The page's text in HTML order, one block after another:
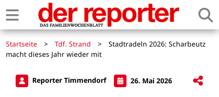
Startseite > Tdf. Strand >
Stadtradeln 2026: Scharbeutz
macht dieses Jahr wieder mit
Reporter Timmendorf 26. Mai 2026